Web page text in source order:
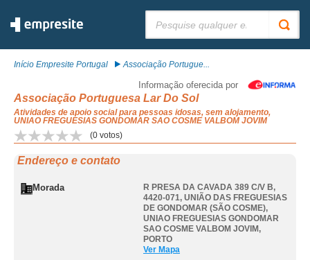
Início Empresite Portugal Associação Portugue...
Informação oferecida por
Associação Portuguesa Lar Do Sol
Atividades de apoio social para pessoas idosas, sem alojamento,
UNIAO FREGUESIAS GONDOMAR SAO COSME VALBOM JOVIM
(0 votos)
Endereço e contato
Morada
R PRESA DA CAVADA 389 C/V B,
4420-071, UNIÃO DAS FREGUESIAS
DE GONDOMAR (SÃO COSME),
UNIAO FREGUESIAS GONDOMAR
SAO COSME VALBOM JOVIM ,
PORTO
Ver Mapa